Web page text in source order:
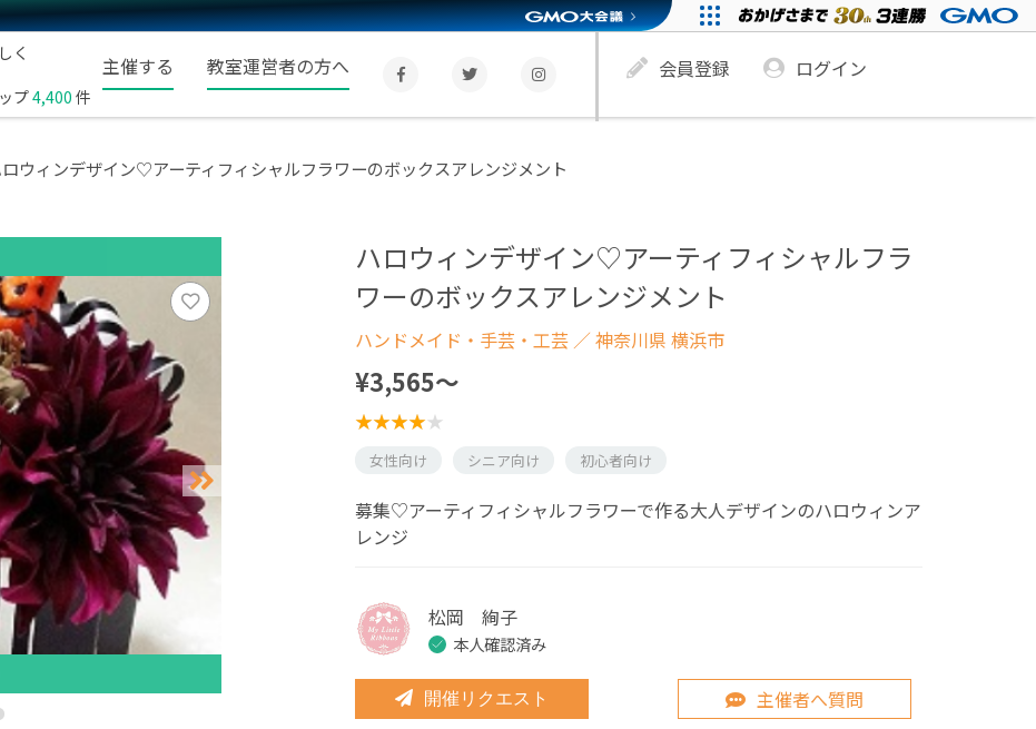
く
プ4,400 件
主催する 教室運営者の方へ 会員登録 ログイン
ウィンデザイン♡アーティフィシャルフラワーのボックスアレンジメント
ハロウィンデザイン♡アーティフィシャルフラ
ワーのボックスアレンジメント
ハンドメイド・手芸・工芸 ／ 神奈川県 横浜市
¥3,565〜
女性向け シニア向け 初心者向け
募集♡アーティフィシャルフラワーで作る大人デザインのハロウィンア
レンジ
松岡 絢子
本人確認済み
開催リクエスト 主催者へ質問